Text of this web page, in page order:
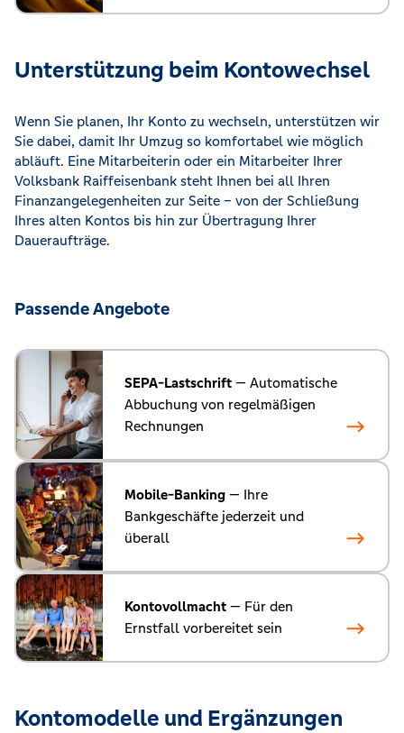
Unterstützung beim Kontowechsel
Wenn Sie planen, Ihr Konto zu wechseln, unterstützen wir
Sie dabei, damit Ihr Umzug so komfortabel wie möglich
abläuft. Eine Mitarbeiterin oder ein Mitarbeiter Ihrer
Volksbank Raiffeisenbank steht Ihnen bei all Ihren
Finanzangelegenheiten zur Seite – von der Schließung
Ihres alten Kontos bis hin zur Übertragung Ihrer
Daueraufträge.
Passende Angebote
SEPA-Lastschrift — Automatische
Abbuchung von regelmäßigen
Rechnungen
Mobile-Banking — Ihre
Bankgeschäfte jederzeit und
überall
Kontovollmacht — Für den
Ernstfall vorbereitet sein
Kontomodelle und Ergänzungen